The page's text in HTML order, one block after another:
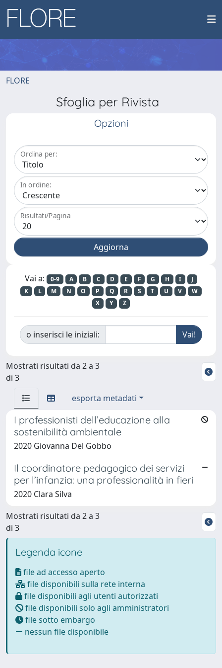
FLORE
Sfoglia per Rivista
Opzioni
Ordina per:
In ordine:
Risultati/Pagina
Vai a: 0-9 A B C D E F G H I
J
K
L M N O P Q R S T U V
W
X
Y Z
o inserisci le iniziali:
Mostrati risultati da 2 a 3
di 3
esporta metadati
I professionisti dell’educazione alla
sostenibilità ambientale
2020 Giovanna Del Gobbo
Il coordinatore pedagogico dei servizi
per l’infanzia: una professionalità in fieri
2020 Clara Silva
Mostrati risultati da 2 a 3
di 3
Legenda icone
file ad accesso aperto
file disponibili sulla rete interna
file disponibili agli utenti autorizzati
file disponibili solo agli amministratori
file sotto embargo
nessun file disponibile